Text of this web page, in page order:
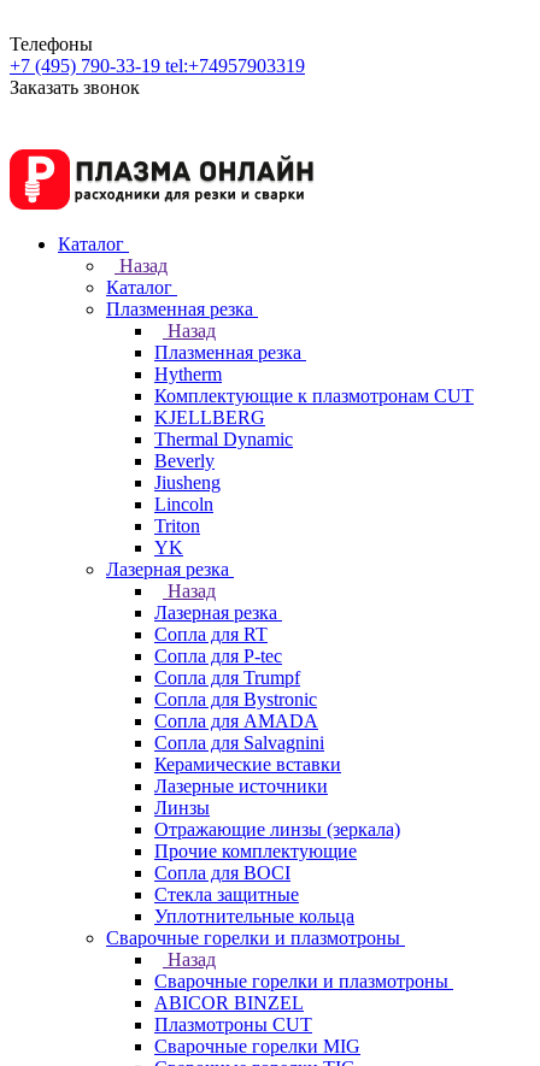
Телефоны
+7 (495) 790-33-19 tel:+74957903319
Заказать звонок
Каталог
Назад
Каталог
Плазменная резка
Назад
Плазменная резка
Hytherm
Комплектующие к плазмотронам CUT
KJELLBERG
Thermal Dynamic
Beverly
Jiusheng
Lincoln
Triton
YK
Лазерная резка
Назад
Лазерная резка
Сопла для RT
Сопла для P-tec
Сопла для Trumpf
Сопла для Bystronic
Сопла для AMADA
Сопла для Salvagnini
Керамические вставки
Лазерные источники
Линзы
Отражающие линзы (зеркала)
Прочие комплектующие
Сопла для BOCI
Стекла защитные
Уплотнительные кольца
Сварочные горелки и плазмотроны
Назад
Сварочные горелки и плазмотроны
ABICOR BINZEL
Плазмотроны CUT
Сварочные горелки MIG